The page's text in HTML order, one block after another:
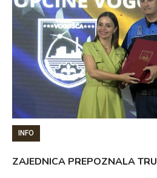
INFO
ZAJEDNICA PREPOZNALA